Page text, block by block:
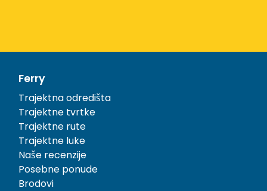
Ferry
Trajektna odredišta
Trajektne tvrtke
Trajektne rute
Trajektne luke
Naše recenzije
Posebne ponude
Brodovi